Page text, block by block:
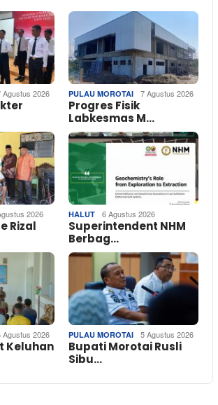
Agustus 2026 PULAU MOROTAI 7 Agustus 2026
Progres Fisik
Labkesmas M…
2026
Rizal
HALUT 6 Agustus 2026
Superintendent NHM
Berbag…
Agustus 2026
Keluhan
PULAU MOROTAI 5 Agustus 2026
Bupati Morotai Rusli
Sibu…